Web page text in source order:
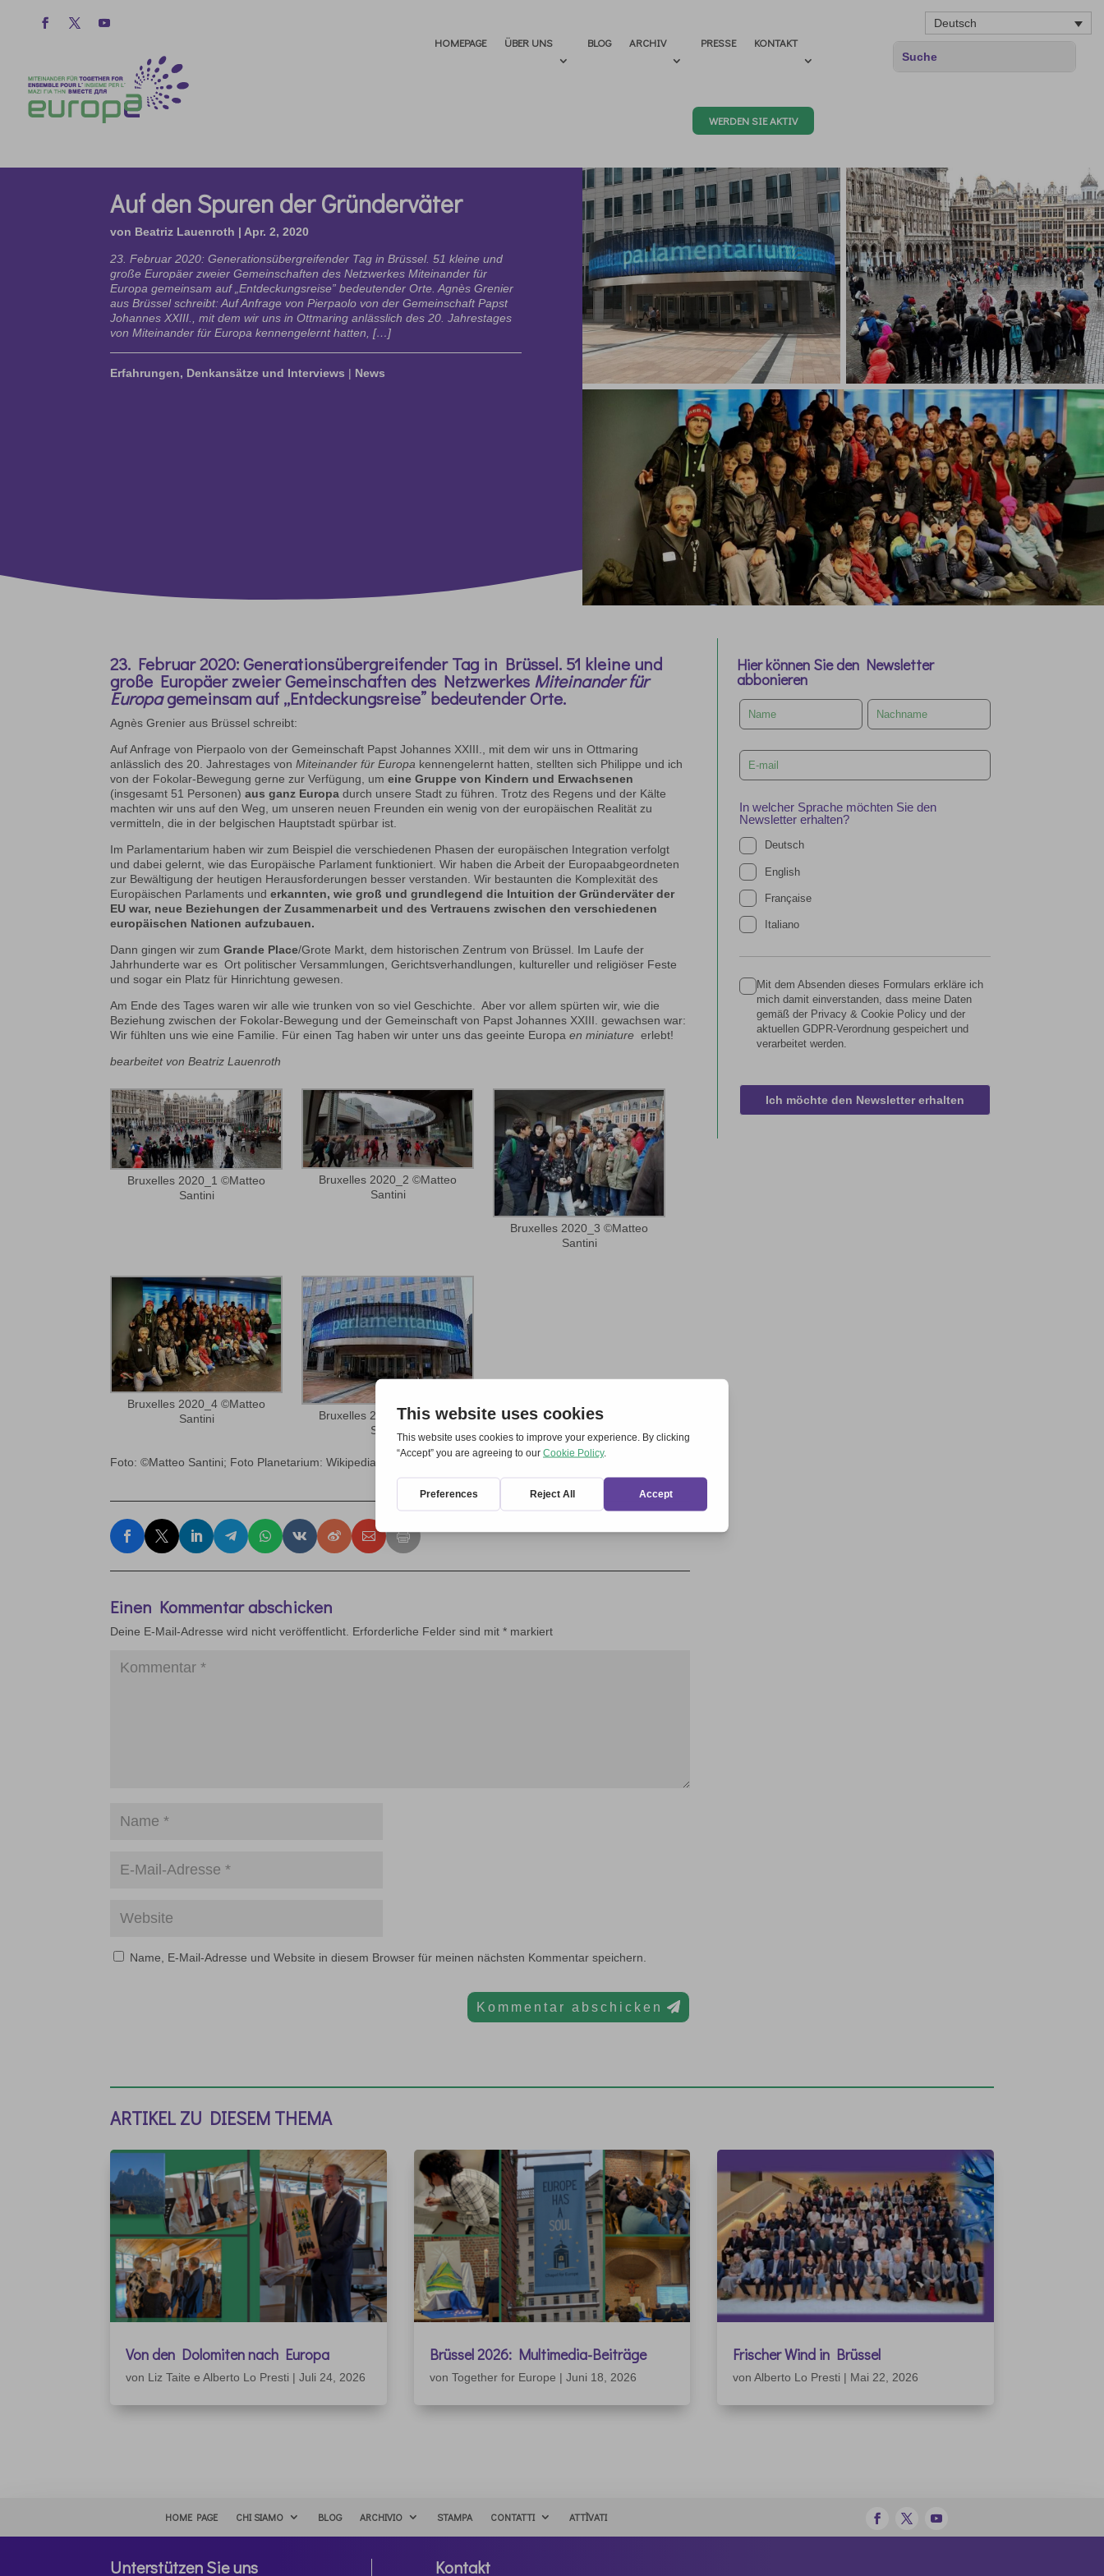
Deutsch
HOMEPAGE ÜBER UNS BLOG ARCHIV PRESSE KONTAKT
WERDEN SIE AKTIV
Auf den Spuren der Gründerväter
von Beatriz Lauenroth | Apr. 2, 2020
23. Februar 2020: Generationsübergreifender Tag in Brüssel. 51 kleine und
große Europäer zweier Gemeinschaften des Netzwerkes Miteinander für
Europa gemeinsam auf „Entdeckungsreise” bedeutender Orte. Agnès Grenier
aus Brüssel schreibt: Auf Anfrage von Pierpaolo von der Gemeinschaft Papst
Johannes XXIII., mit dem wir uns in Ottmaring anlässlich des 20. Jahrestages
von Miteinander für Europa kennengelernt hatten, […]
Erfahrungen, Denkansätze und Interviews | News
23. Februar 2020: GenerationsübergreifenderTag in Brüssel. 51 kleine und
große Europäer zweier Gemeinschaften des Netzwerkes Miteinander für
Europagemeinsam auf „Entdeckungsreise” bedeutender Orte.
Agnès Grenier aus Brüssel schreibt:
Auf Anfrage von Pierpaolo von der Gemeinschaft Papst Johannes XXIII., mit dem wir uns in Ottmaring
anlässlich des 20. Jahrestages vonMiteinander für Europa kennengelernt hatten, stellten sich Philippe und ich
von der Fokolar-Bewegung gerne zur Verfügung, umeine Gruppe von Kindern und Erwachsenen
(insgesamt 51 Personen)aus ganz Europa durch unsere Stadt zu führen. Trotz des Regens und der Kälte
machten wir uns auf den Weg, um unseren neuen Freunden ein wenig von der europäischen Realität zu
vermitteln, die in der belgischen Hauptstadt spürbar ist.
Im Parlamentarium haben wir zum Beispiel die verschiedenen Phasen der europäischen Integration verfolgt
und dabei gelernt, wie das Europäische Parlament funktioniert. Wir haben die Arbeit der Europaabgeordneten
zur Bewältigung der heutigen Herausforderungen besser verstanden. Wir bestaunten die Komplexität des
Europäischen Parlaments underkannten, wie groß und grundlegend die Intuition der Gründerväter der
EU war, neue Beziehungen der Zusammenarbeit und des Vertrauens zwischen den verschiedenen
europäischen Nationen aufzubauen.
Dann gingen wir zumGrande Place/Grote Markt, dem historischen Zentrum von Brüssel. Im Laufe der
Jahrhunderte war es Ort politischer Versammlungen, Gerichtsverhandlungen, kultureller und religiöser Feste
und sogar ein Platz für Hinrichtung gewesen.
Am Ende des Tages waren wir alle wie trunken von so viel Geschichte. Aber vor allem spürten wir, wie die
Beziehung zwischen der Fokolar-Bewegung und der Gemeinschaft von Papst Johannes XXIII. gewachsen war:
Wir fühlten uns wie eine Familie. Für einen Tag haben wir unter uns das geeinte Europaen miniature erlebt!
bearbeitet von Beatriz Lauenroth
Bruxelles 2020_1 ©Matteo
Santini
Bruxelles 2020_2 ©Matteo
Santini
Bruxelles 2020_3 ©Matteo
Santini
Bruxelles 2020_4 ©Matteo
Santini
Bruxelles 2020_4 ©Matteo
Santini
Foto: ©Matteo Santini; Foto Planetarium: Wikipedia
Einen Kommentar abschicken
Deine E-Mail-Adresse wird nicht veröffentlicht. Erforderliche Felder sind mit* markiert
Name, E-Mail-Adresse und Website in diesem Browser für meinen nächsten Kommentar speichern.
Kommentar abschicken
Hier können Sie den Newsletter
abbonieren
Leave
this
field
In welcher Sprache möchten Sie den
Newsletter erhalten?
Deutsch
English
Française
Italiano
Mit dem Absenden dieses Formulars erkläre ich
mich damit einverstanden, dass meine Daten
gemäß der Privacy & Cookie Policy und der
aktuellen GDPR-Verordnung gespeichert und
verarbeitet werden.
Ich möchte den Newsletter erhalten
ARTIKEL ZU DIESEM THEMA
Von den Dolomiten nach Europa
von Liz Taite e Alberto Lo Presti |Juli 24, 2026
Brüssel 2026: Multimedia-Beiträge
von Together for Europe | Juni 18, 2026
Frischer Wind in Brüssel
von Alberto Lo Presti | Mai 22, 2026
HOME PAGE CHI SIAMO BLOG ARCHIVIO STAMPA CONTATTI ATTÌVATI
Unterstützen Sie uns Kontakt